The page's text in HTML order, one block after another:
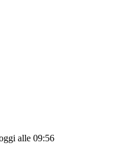
alle 09:56